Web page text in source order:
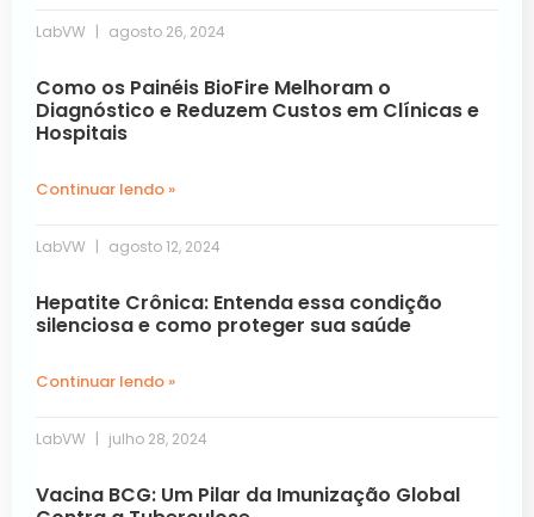
LabVW agosto 26, 2024
Como os Painéis BioFire Melhoram o
Diagnóstico e Reduzem Custos em Clínicas e
Hospitais
Continuar lendo »
LabVW agosto 12, 2024
Hepatite Crônica: Entenda essa condição
silenciosa e como proteger sua saúde
Continuar lendo »
LabVW julho 28, 2024
Vacina BCG: Um Pilar da Imunização Global